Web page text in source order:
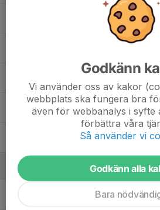
Sixten Sundberg, P2013
5. Yunus Yurek
Ledare
Tränare
Godkänn
Vi använder oss av kakor
webbplats ska fungera bra
även för webbanalys i syfte
förbättra våra
Så använder vi
Godkänn alla
Bara